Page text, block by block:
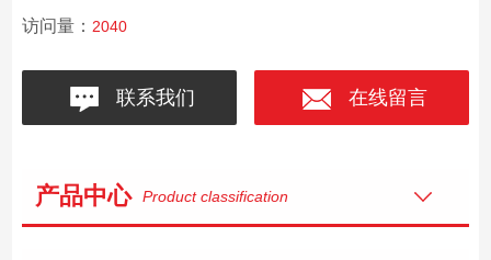
访问量： 2040
联系我们 在线留言
产品中心 Product classification